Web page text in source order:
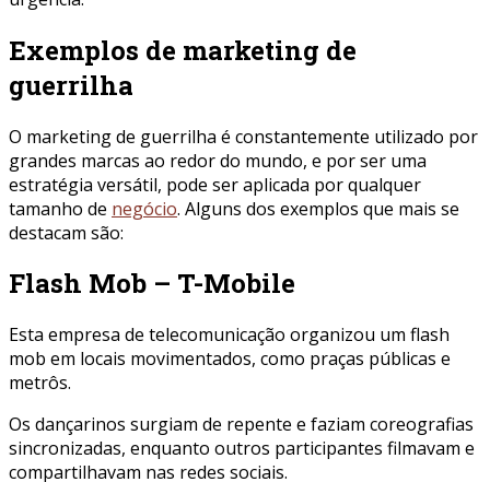
Exemplos de marketing de
guerrilha
O marketing de guerrilha é constantemente utilizado por
grandes marcas ao redor do mundo, e por ser uma
estratégia versátil, pode ser aplicada por qualquer
tamanho de negócio. Alguns dos exemplos que mais se
destacam são:
Flash Mob – T-Mobile
Esta empresa de telecomunicação organizou um flash
mob em locais movimentados, como praças públicas e
metrôs.
Os dançarinos surgiam de repente e faziam coreografias
sincronizadas, enquanto outros participantes filmavam e
compartilhavam nas redes sociais.